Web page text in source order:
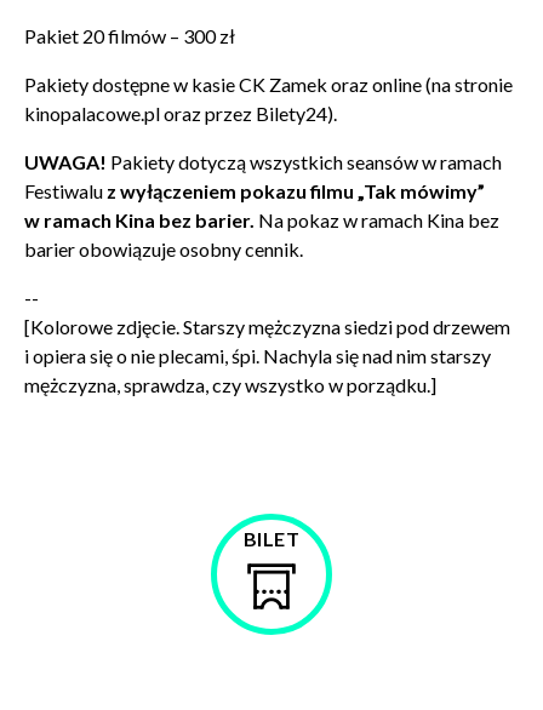
Wyrażam zgodę na przetwarzanie danych osobowych
w celu skorzystania z usługi newsletter.
Administratorem danych osobowych jest Centrum
Kultury ZAMEK z siedzibą w Poznaniu. Zapoznałem/am
WYŚLIJ
Pakiet 20 filmów – 300 zł
Pakiety dostępne w kasie CK Zamek oraz online (na stronie
kinopalacowe.pl oraz przez Bilety24).
UWAGA! Pakiety dotyczą wszystkich seansów w ramach
Festiwalu z wyłączeniem pokazu filmu „Tak mówimy”
w ramach Kina bez barier. Na pokaz w ramach Kina bez
barier obowiązuje osobny cennik.
--
[Kolorowe zdjęcie. Starszy mężczyzna siedzi pod drzewem
i opiera się o nie plecami, śpi. Nachyla się nad nim starszy
mężczyzna, sprawdza, czy wszystko w porządku.]
Kup
bilet
BILET